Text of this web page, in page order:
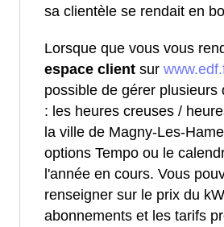
sa clientèle se rendait en
Lorsque que vous vous
espace client sur
possible de gérer plusieurs
: les heures creuses /
la ville de Magny-Les-
options Tempo ou le
l'année en cours. Vous
renseigner sur le prix du
abonnements et les tarifs